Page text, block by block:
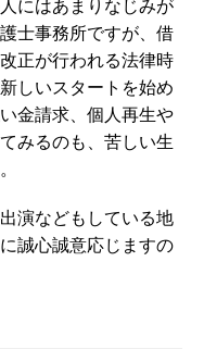
にはあまりなじみが
士事務所ですが、借
正が行われる法律時
しいスタートを始め
金請求、個人再生や
みるのも、苦しい生
演などもしている地
誠心誠意応じますの